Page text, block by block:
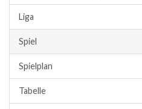
Liga
Spiel
Spielplan
Tabelle